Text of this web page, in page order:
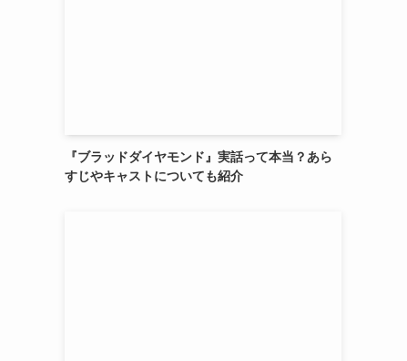
『ブラッドダイヤモンド』実話って本当？あら
すじやキャストについても紹介